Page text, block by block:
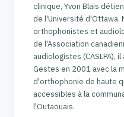
clinique, Yvon Blais
de l'Université d'Ottawa.
orthophonistes et
de l'Association
audiologistes (CASLPA),
Gestes en 2001 avec la
d'orthophonie de haute
accessibles à la
l'Outaouais.